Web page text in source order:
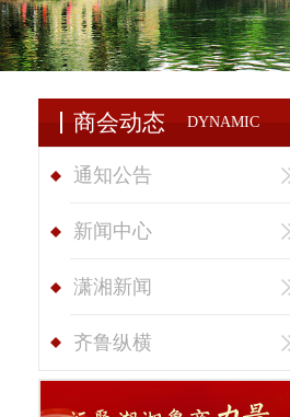
商会动态 DYNAMIC
通知公告
新闻中心
潇湘新闻
齐鲁纵横